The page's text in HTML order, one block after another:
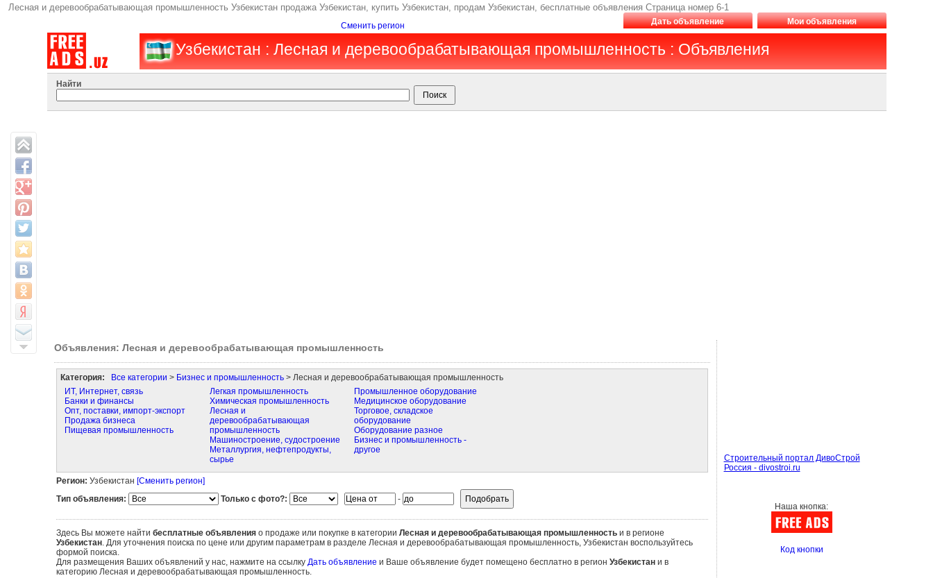
Лесная и деревообрабатывающая промышленность Узбекистан продажа Узбекистан, купить Узбекистан, продам Узбекистан, бесплатные объявления Страница номер 6-1
Сменить регион Дать объявление Мои объявления
Узбекистан : Лесная и деревообрабатывающая промышленность : Объявления
Найти
Объявления: Лесная и деревообрабатывающая промышленность
Категория: Все категории > Бизнес и промышленность> Лесная и деревообрабатывающая промышленность
ИТ, Интернет, связь
Банки и финансы
Опт, поставки, импорт-экспорт
Продажа бизнеса
Пищевая промышленность
Легкая промышленность
Химическая промышленность
Лесная и
деревообрабатывающая
промышленность
Машиностроение, судостроение
Металлургия, нефтепродукты,
сырье
Промышленное оборудование
Медицинское оборудование
Торговое, складское
оборудование
Оборудование разное
Бизнес и промышленность -
другое
Регион: Узбекистан [Сменить регион]
Тип объявления:
Только с фото?: -
Здесь Вы можете найти бесплатные объявленияо продаже или покупке в категории Лесная и деревообрабатывающая промышленностьи в регионе
Узбекистан. Для уточнения поиска по цене или другим параметрам в разделе Лесная и деревообрабатывающая промышленность, Узбекистан воспользуйтесь
формой поиска.
Для размещения Ваших объявлений у нас, нажмите на ссылку Дать объявление и Ваше объявление будет помещено бесплатно в регион Узбекистани в
категорию Лесная и деревообрабатывающая промышленность.
Строительный портал ДивоСтрой
Россия - divostroi.ru
Наша кнопка:
Код кнопки